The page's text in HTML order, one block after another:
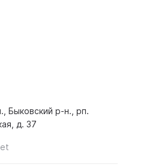
Быковский р-н., рп.
д. 37